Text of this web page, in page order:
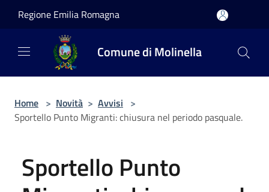
Regione Emilia Romagna
Comune di Molinella
Home > Novità > Avvisi >
Sportello Punto Migranti: chiusura nel periodo pasquale.
Sportello Punto